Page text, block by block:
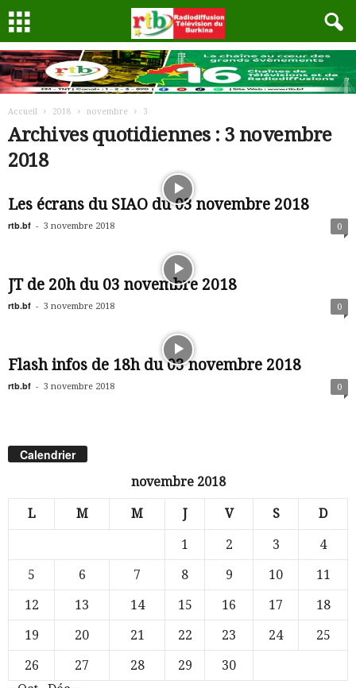
Accueil 2018 novembre 3
Archives quotidiennes : 3 novembre
2018
Les écrans du SIAO du 03 novembre 2018
rtb.bf - 3 novembre 2018 0
JT de 20h du 03 novembre 2018
rtb.bf - 3 novembre 2018 0
Flash infos de 18h du 03 novembre 2018
rtb.bf - 3 novembre 2018 0
Calendrier
novembre 2018
L M M J V S D
1 2 3
4
5
6 7 8 9 10
11
12
13 14 15 16 17
18
19
20 21 22 23 24
25
26
27 28 29
30